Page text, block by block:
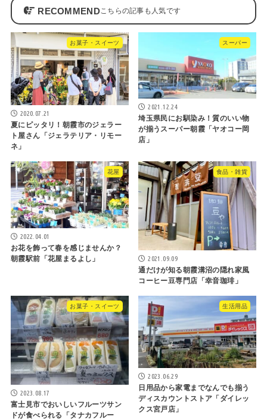
RECOMMEND
お菓子・スイーツ
2020.07.21
夏にピッタリ！朝霞市のジェラー
ト屋さん「ジェラテリア・リモー
ネ」
スーパー
2021.12.24
埼玉県民にお馴染み！質のいい物
が揃うスーパー朝霞「ヤオコー岡
店」
花屋
2022.04.01
お花を飾って春を感じませんか？
朝霞駅前「花屋まるよし」
食品・雑貨
2021.09.09
通だけが知る朝霞溝沼の隠れ家風
コーヒー豆専門店「幸音珈琲」
お菓子・スイーツ
2023.08.17
富士見市でおいしいフルーツサン
ドが食べられる「タナカフルー
生活用品
2023.06.29
日用品から家電までなんでも揃う
ディスカウントストア「ダイレッ
クス宮戸店」